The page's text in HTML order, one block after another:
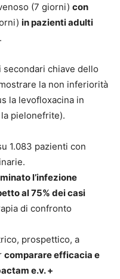
(7 giorni) con
in pazienti adulti
.
secondari chiave dello
la non inferiorità
la levofloxacina in
pielonefrite).
1.083 pazienti con
l’infezione
al 75% dei casi
di confronto
prospettico, a
comparare efficacia e
e.v. +